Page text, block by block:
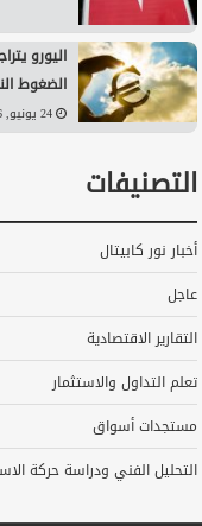
اليورو
الضغوط
24 يونيو, 2026 11:28 م
التصنيفات
أخبار نور كابيتال
عاجل
التقارير الاقتصادية
تعلم التداول والاستثمار
مستجدات أسواق
التحليل الفني ودراسة حركة